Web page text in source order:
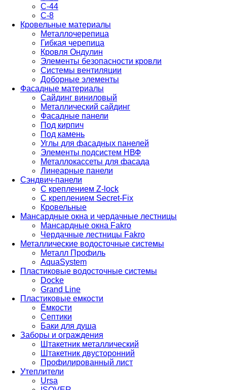
С-44
С-8
Кровельные материалы
Металлочерепица
Гибкая черепица
Кровля Ондулин
Элементы безопасности кровли
Системы вентиляции
Доборные элементы
Фасадные материалы
Сайдинг виниловый
Металлический сайдинг
Фасадные панели
Под кирпич
Под камень
Углы для фасадных панелей
Элементы подсистем НВФ
Металлокассеты для фасада
Линеарные панели
Сэндвич-панели
С креплением Z-lock
С креплением Secret-Fix
Кровельные
Мансардные окна и чердачные лестницы
Мансардные окна Fakro
Чердачные лестницы Fakro
Металлические водосточные системы
Металл Профиль
AquaSystem
Пластиковые водосточные системы
Docke
Grand Line
Пластиковые емкости
Ёмкости
Септики
Баки для душа
Заборы и ограждения
Штакетник металлический
Штакетник двусторонний
Профилированный лист
Утеплители
Ursa